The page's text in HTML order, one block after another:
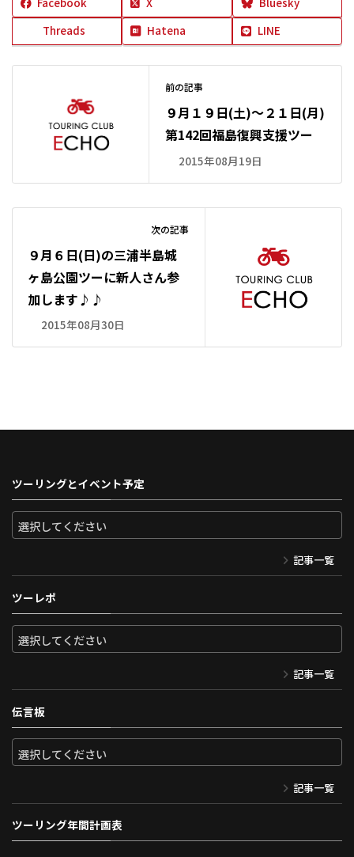
Threads
Hatena LINE
前の記事
９月１９日(土)～２１日(月)
第142回福島復興支援ツー
2015年08月19日
次の記事
９月６日(日)の三浦半島城
ヶ島公園ツーに新人さん参
加します♪♪
2015年08月30日
ツーリングとイベント予定
記事一覧
ツーレポ
記事一覧
伝言板
記事一覧
ツーリング年間計画表